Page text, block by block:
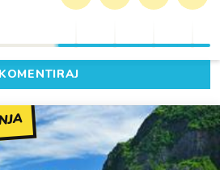
KOMENTIRAJ